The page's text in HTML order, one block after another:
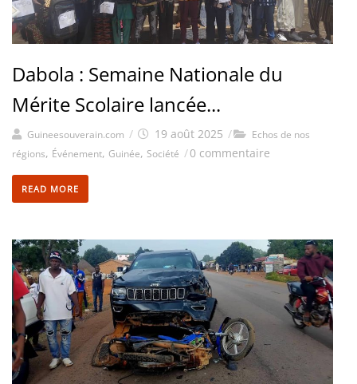
Dabola : Semaine Nationale du
Mérite Scolaire lancée...
Guineesouverain.com / 19 août 2025 /
Echos de nos
régions, Événement, Guinée, Société /0 commentaire
READ MORE